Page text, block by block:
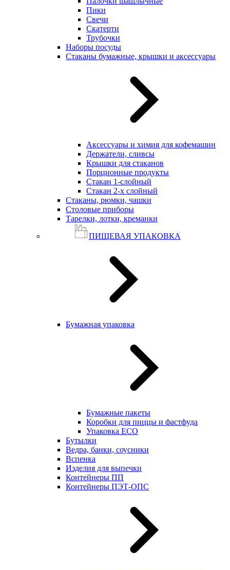
Пики
Свечи
Скатерти
Трубочки
Наборы посуды
Стаканы бумажные, крышки и аксессуары
Аксессуары и химия для кофемашин
Держатели, сливсы
Крышки для стаканов
Порционные продукты
Стакан 1-слойный
Стакан 2-х слойный
Стаканы, рюмки, чашки
Столовые приборы
Тарелки, лотки, креманки
ПИЩЕВАЯ УПАКОВКА
Бумажная упаковка
Бумажные пакеты
Коробки для пиццы и фастфуда
Упаковка ECO
Бутылки
Ведра, банки, соусники
Вспенка
Изделия для выпечки
Контейнеры ПП
Контейнеры ПЭТ-ОПС